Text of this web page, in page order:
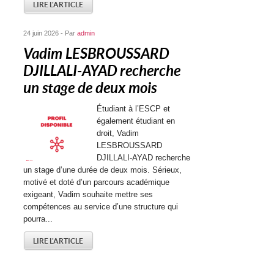
LIRE L'ARTICLE
24 juin 2026 - Paradmin
Vadim LESBROUSSARD
DJILLALI-AYAD recherche
un stage de deux mois
Étudiant à l’ESCP et
également étudiant en
droit, Vadim
LESBROUSSARD
DJILLALI-AYAD recherche
un stage d’une durée de deux mois. Sérieux,
motivé et doté d’un parcours académique
exigeant, Vadim souhaite mettre ses
compétences au service d’une structure qui
pourra...
LIRE L'ARTICLE